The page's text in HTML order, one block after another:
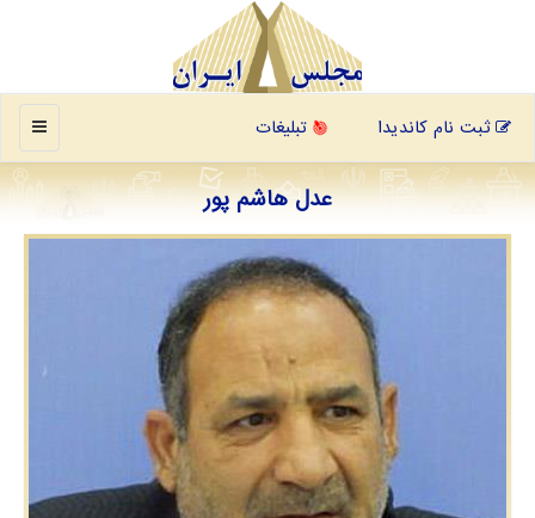
منو ثبت نام کاندیدا تبلیغات
عدل هاشم پور